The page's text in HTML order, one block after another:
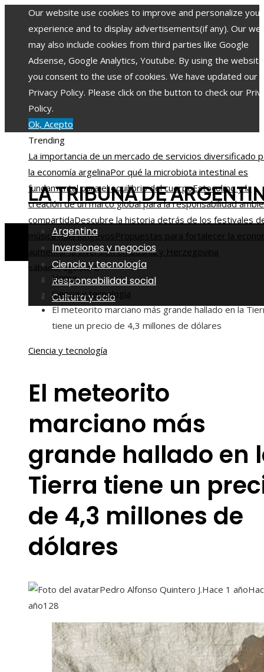
Our website use cookies to improve and personalize your
experience and to display advertisements(if any). Our
may also include cookies from third parties like Google
Adsense, Google Analytics, Youtube. By using the
you consent to the use of cookies. We have updated our
Privacy Policy. Please click on the button to check our
Policy.
Ok, Acepto
Trending
La importancia de un mercado de servicios diversificado
la economía argelinaPor qué la microbiota intestinal es
fundamental para el equilibrio del cuerpoEstocolmo y la
creación de un marco global para la responsabilidad
compartidaDescubre la historia detrás de los festivales
música más longevosPropuestas para fortalecer la
aumentar la inversión en Bosnia y Herzegovina
sábado, agosto 8
LA TRIBUNA DE
Argentina
Inversiones y negocios
Ciencia y tecnología
Responsabilidad social
Cultura y ocio
Home
Ciencia y tecnología
El meteorito marciano más grande hallado en la
tiene un precio de 4,3 millones de dólares
Ciencia y tecnología
El meteorito
marciano más
grande hallado en
Tierra tiene un
de 4,3 millones de
dólares
Pedro Alfonso Quintero J.Hace 1 año
año128